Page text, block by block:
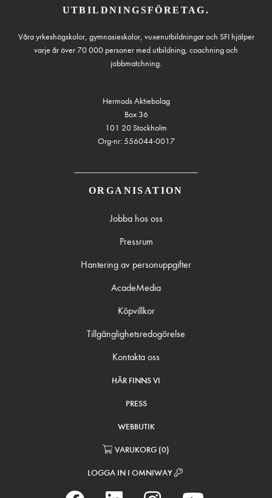
UTBILDNINGSFÖRETAG.
Våra yrkeshögskolor, gymnasieskolor, vuxenutbildningar och SFI hjälper
varje år över 70 000 personer med utbildning, coachning och
jobbmatchning.
Hermods Aktiebolag
Box 36
101 20 Stockholm
Org-nr: 556044-0017
ORGANISATION
Jobba hos oss
Pressrum
Hantering av personuppgifter
AcadeMedia
Köpvillkor
Tillgänglighetsredogörelse
Kontakta oss
HÄR FINNS VI
PRESS
WEBBUTIK
VARUKORG (0)
LOGGA IN I OMNIWAY